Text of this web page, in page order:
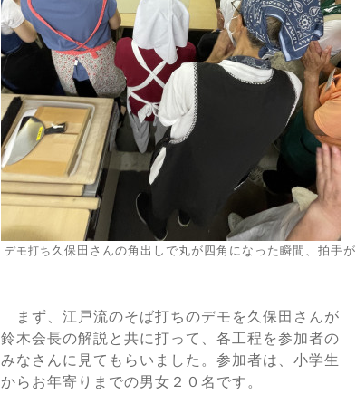
デモ打ち久保田さんの角出しで丸が四角になった瞬間、拍手が
まず、江戸流のそば打ちのデモを久保田さんが
鈴木会長の解説と共に打って、各工程を参加者の
みなさんに見てもらいました。 参加者は、小学生
からお年寄りまでの男女２０ 名です。